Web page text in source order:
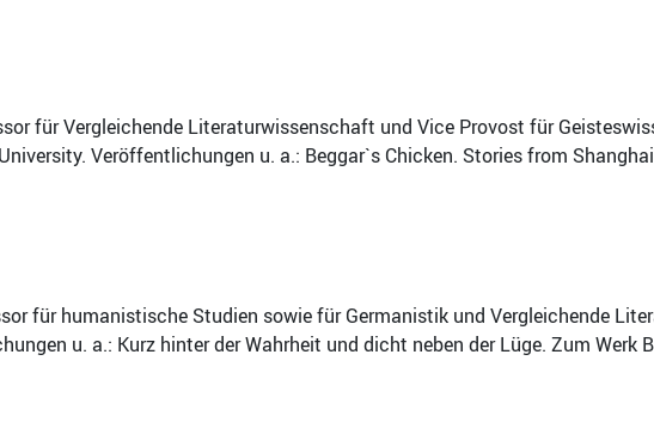
für Vergleichende Literaturwissenschaft und Vice Provost für
Veröffentlichungen u. a.: Beggar`s Chicken. Stories from
für humanistische Studien sowie für Germanistik und Vergleichende
u. a.: Kurz hinter der Wahrheit und dicht neben der Lüge. Zum Werk